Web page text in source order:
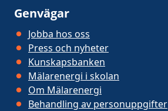
Genvägar
Jobba hos oss
Press och nyheter
Kunskapsbanken
Mälarenergi i skolan
Om Mälarenergi
Behandling av personuppgifter